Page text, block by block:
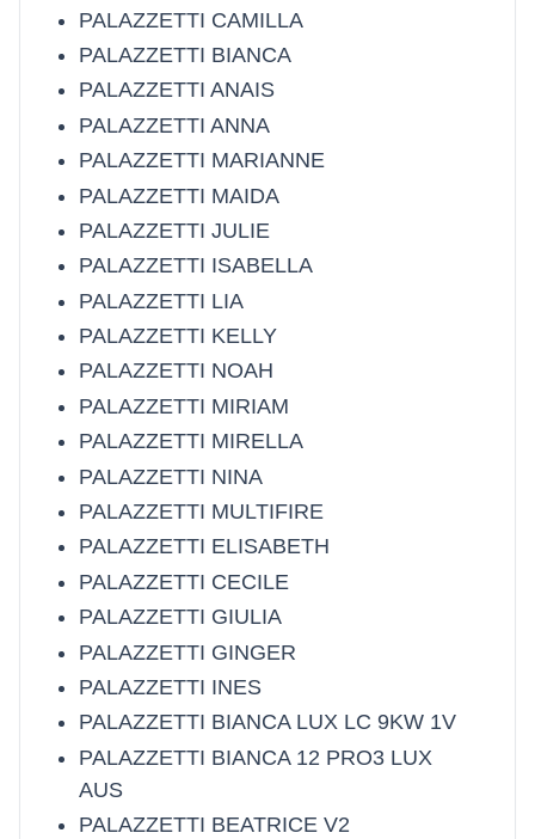
PALAZZETTI CAMILLA
PALAZZETTI BIANCA
PALAZZETTI ANAIS
PALAZZETTI ANNA
PALAZZETTI MARIANNE
PALAZZETTI MAIDA
PALAZZETTI JULIE
PALAZZETTI ISABELLA
PALAZZETTI LIA
PALAZZETTI KELLY
PALAZZETTI NOAH
PALAZZETTI MIRIAM
PALAZZETTI MIRELLA
PALAZZETTI NINA
PALAZZETTI MULTIFIRE
PALAZZETTI ELISABETH
PALAZZETTI CECILE
PALAZZETTI GIULIA
PALAZZETTI GINGER
PALAZZETTI INES
PALAZZETTI BIANCA LUX LC 9KW 1V
PALAZZETTI BIANCA 12 PRO3 LUX
AUS
PALAZZETTI BEATRICE V2